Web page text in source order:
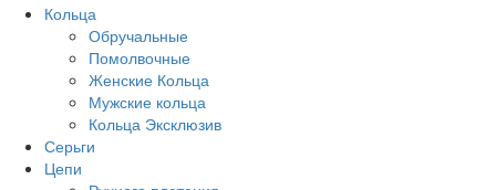
Кольца
Обручальные
Помолвочные
Женские Кольца
Мужские кольца
Кольца Эксклюзив
Серьги
Цепи